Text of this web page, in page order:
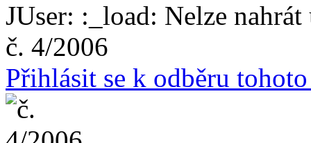
JUser: :_load: Nelze
č. 4/2006
Přihlásit se k odběru